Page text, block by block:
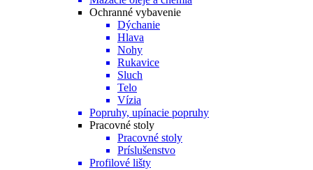
Ochranné vybavenie
Dýchanie
Hlava
Nohy
Rukavice
Sluch
Telo
Vízia
Popruhy, upínacie popruhy
Pracovné stoly
Pracovné stoly
Príslušenstvo
Profilové lišty